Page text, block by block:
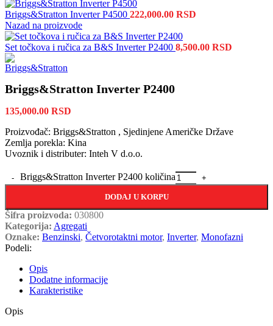
Briggs&Stratton Inverter P4500 222,000.00 RSD
Nazad na proizvode
Set točkova i ručica za B&S Inverter P2400 8,500.00 RSD
Briggs&Stratton Inverter P2400
135,000.00 RSD
Proizvođač: Briggs&Stratton , Sjedinjene Američke Države
Zemlja porekla: Kina
Uvoznik i distributer: Inteh V d.o.o.
Briggs&Stratton Inverter P2400 količina
DODAJ U KORPU
Šifra proizvoda: 030800
Kategorija: Agregati
Oznake: Benzinski, Četvorotaktni motor, Inverter, Monofazni
Podeli:
Opis
Dodatne informacije
Karakteristike
Opis